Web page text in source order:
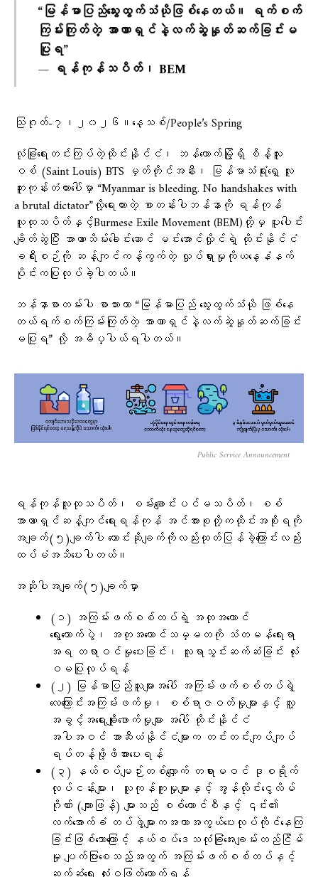
“မြန်မာပြည်သွေးထွက်သံယိုဖြစ်နေတယ်။ ရက်စက်
ကြမ်းကြုတ်တဲ့ အာဏာရှင်နဲ့လက်ဆွဲနှုတ်ဆက်ခြင်းမ
ပြုရ”
— ရန်ကုန်သပိတ်၊ BEM
သြဂုတ်-၇၊၂၀၂၆။​နေ့သစ်/People’s Spring
လုံခြုံရေးတင်းကြပ်တဲ့ထိုင်းနိုင်ငံ၊ ဘန်ကောက်မြို့ရှိ စိန့်လူး
ဝစ် (Saint Louis) BTS မှတ်တိုင်အနီး၊ မြန်မာသံရုံးရှေ့ လူ
ကူးကုန်းတံတားပေါ်မှာ “Myanmar is bleeding. No handshakes with
a brutal dictator”လို့​ရေးထားတဲ့ စာတန်းပါဘန်နာကို ရန်ကုန်
လူထုသပိတ်နှင့်Burmese Exile Movement (BEM)တို့မှ ပူးပေါင်း
ချိတ်ဆွဲပြီး အာဏာသိမ်း​ခေါင်း​ဆောင် မင်းအောင်လှိုင်ရဲ့ ထိုင်းနိုင်ငံ
ခရီးစဉ်ကို ဆန့်ကျင်ကန့်ကွက်တဲ့ လှုပ်ရှားမှုကိုယ​​နေ့နံနက်
ပိုင်းကပြုလုပ်ခဲ့ပါတယ်။
ဘန်နာစာတမ်းပါ စာသားဟာ “မြန်မာပြည် သွေးထွက်သံယို ဖြစ်နေ
တယ်ရက်စက်ကြမ်းကြုတ်တဲ့ အာဏာရှင်နဲ့လက်ဆွဲနှုတ်ဆက်ခြင်း
မပြုရ” လို့ အဓိပ္ပါယ်ရပါတယ်။
Public Service Announcement
ရန်ကုန်လူထုသပိတ်၊ စမ်းချောင်းပင်မသပိတ်၊ စစ်
အာဏာရှင်ဆန့်ကျင်ရေးရန်ကုန် အင်အားစုတို့ကထိုင်းအစိုးရကို
အချက်(၅)ချက်ပါ​ ​တောင်းဆိုချက်ကိုလည်းထုတ်ပြန်ခဲ့​ကြောင်းလည်း
ထပ်မံအသိ​ပေးပါတယ်။
အဆိုပါအချက်(၅)ချက်မှာ
(၁) အကြမ်းဖက်စစ်တပ်ရဲ့ အတုအယောင်
ရွေးကောက်ပွဲ၊ အတုအယောင်သမ္မတကို သံတမန်ရေးရာ
အရ တရာဝင်မှုပေးခြင်း၊ လူရာသွင်းဆက်ဆံခြင်း လုံး
ဝမပြုလုပ်ရန်
(၂) မြန်မာပြည်သူများအပေါ် အကြမ်းဖက်စစ်တပ်ရဲ့
လေကြောင်းအကြမ်းဖက်မှု၊ စစ်ရာဇဝတ်မှုများနှင့် လူ့
အခွင့်အရေးချိုးဖောက်မှုများ အပေါ် ထိုင်းနိုင်ငံ
အပါအဝင် အာဆီယံနိုင်ငံများက တင်းတင်းကျပ်ကျပ်
ရပ်တန့်ဖို့ဖိအားပေးရန်
(၃) နယ်စပ်မျဉ်းတစ်လျှောက် တရားမဝင် ဒုစရိုက်
လုပ်ငန်းများ၊ လူကုန်ကူးမှုများနှင့် အွန်လိုင်းငွေလိမ်
ဂိုဏ်း (ကျားဖြန့်) များသည် စစ်ကောင်စီနှင့် ၎င်း၏
လက်အောက်ခံ တပ်ဖွဲ့များကအကာအကွယ်ပေးလုပ်ကိုင်နေကြ
ခြင်းဖြစ်သောကြောင့် နယ်စပ်ဒေသလုံခြုံအေးချမ်းတည်ငြိမ်
မှု ပျက်ပြားစေသည့်အတွက် အကြမ်းဖက်စစ်တပ်နှင့်